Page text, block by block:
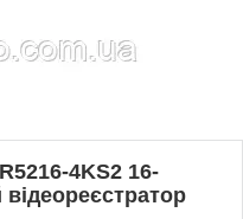
4KS2 16-